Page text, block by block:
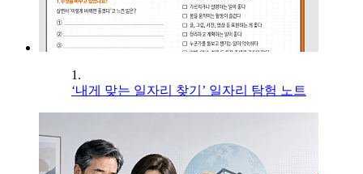
1.
‘내게 맞는 일자리 찾기’ 일자리 탐험 노트